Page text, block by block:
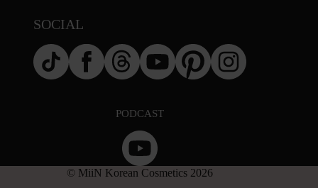
SOCIAL
PODCAST
© MiiN Korean Cosmetics 2026